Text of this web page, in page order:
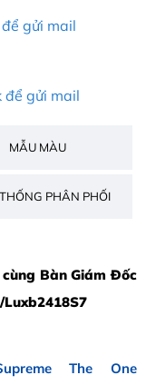
gửi mail
để gửi mail
MẪU MÀU
PHÂN PHỐI
Bàn Giám Đốc
Luxb2418S7
The One